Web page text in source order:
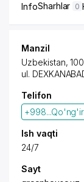
InfoSharhlar 0
Manzil
Uzbekistan,
ul.
Telifon
Ish vaqti
24/7
Sayt